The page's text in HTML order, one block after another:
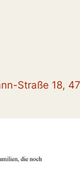
Straße 18,